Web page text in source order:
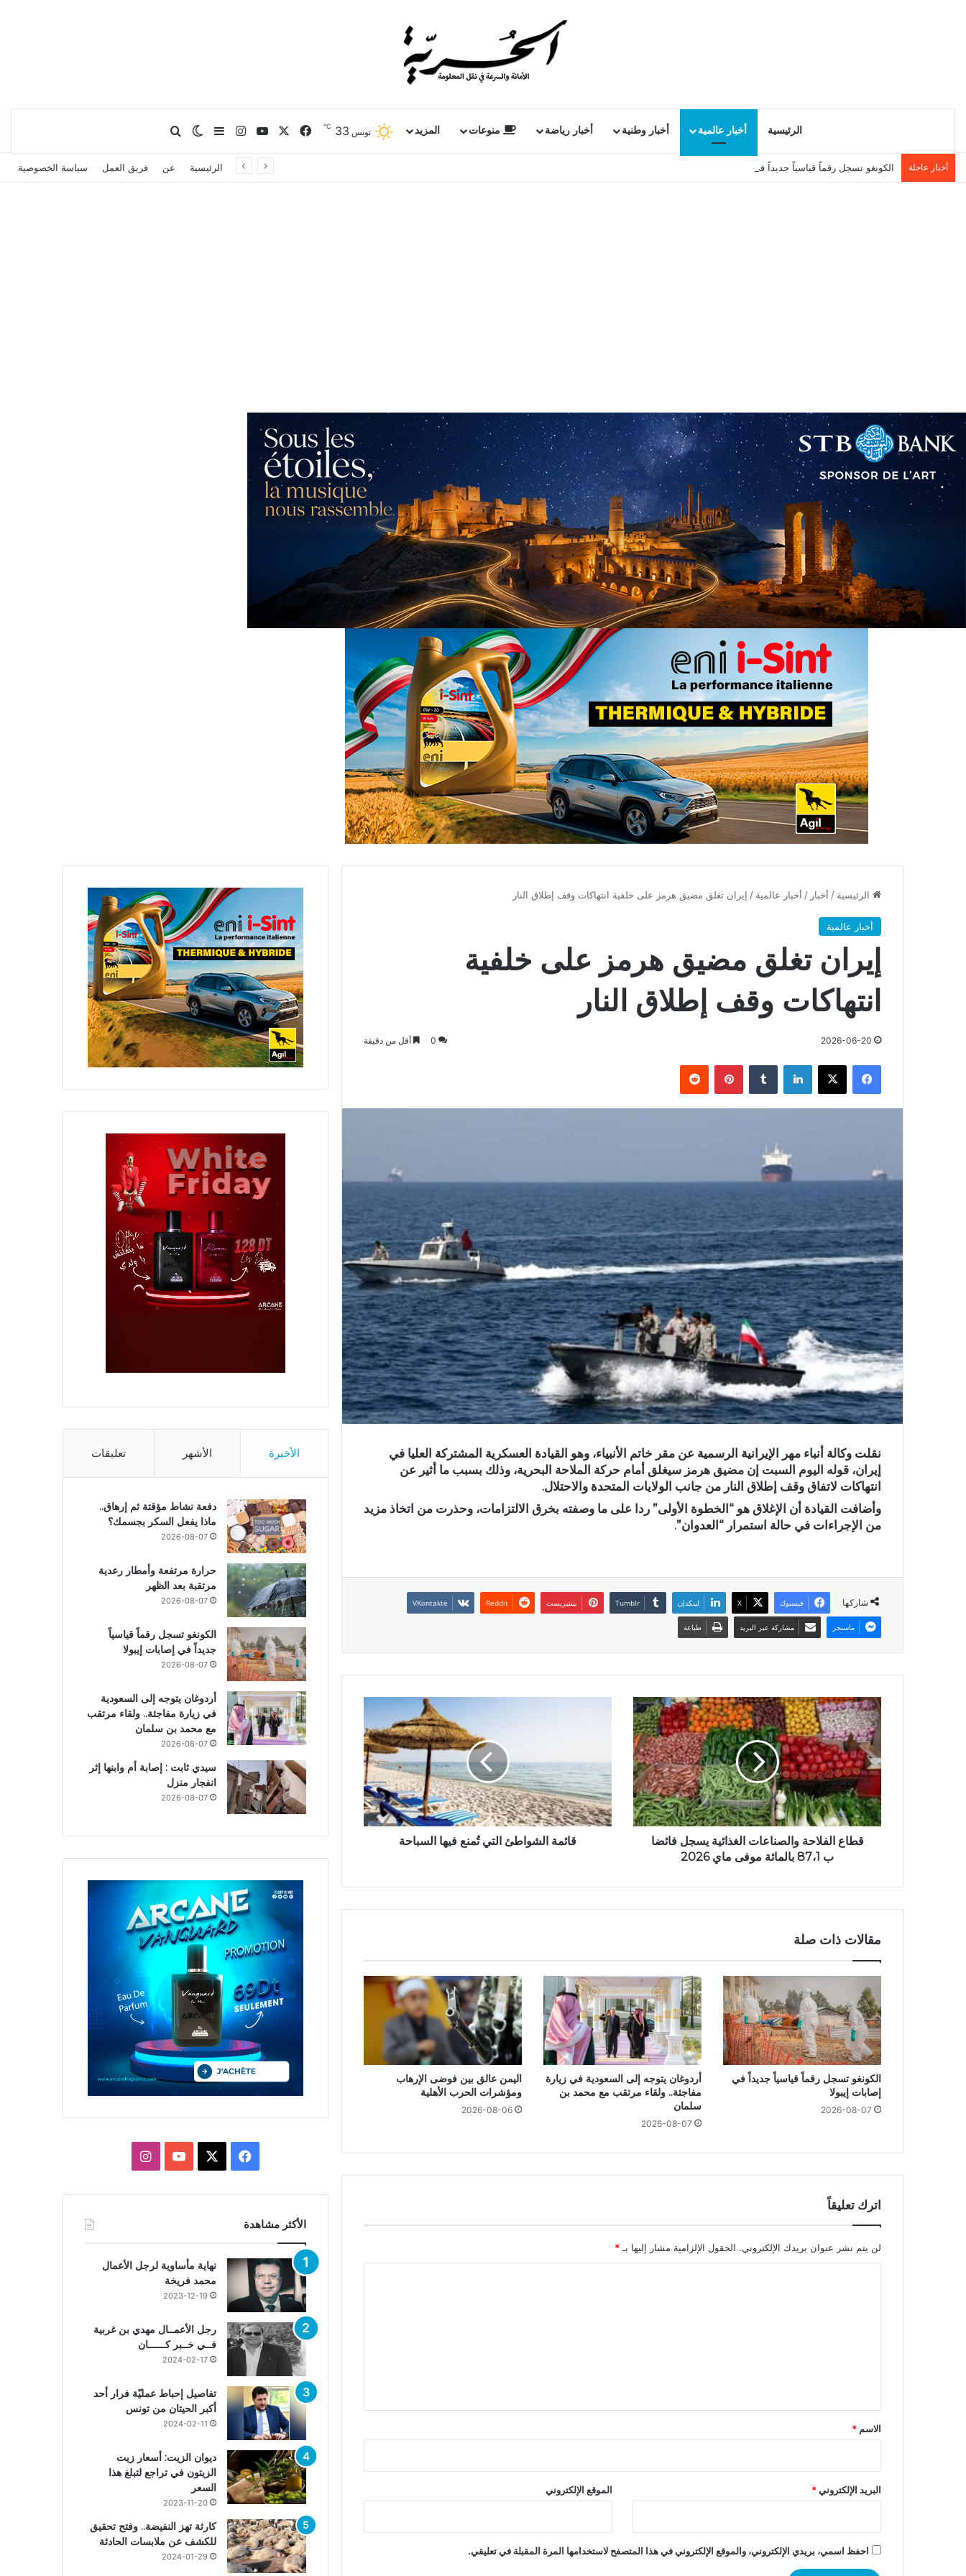
الرئيسية أخبار عالمية أخبار وطنية أخبار رياضة منوعات المزيد تونس 33
℃ فيسبوك يوتيوبانستقرامإضافة عمود جانبي
الوضع المظلم
بحث عن
أخبار عاجلة الكونغو تسجل رقماً قياسياً جديداً في إصابات إيبولا الرئيسية عن فريق العمل سياسة الخصوصية
الرئيسية / أخبار / أخبار عالمية / إيران تغلق مضيق هرمز على خلفية انتهاكات وقف إطلاق النار
أخبار عالمية
إيران تغلق مضيق هرمز على خلفية
انتهاكات وقف إطلاق النار
2026-06-20
0 أقل من دقيقة
فيسبوك X لينكدإن بينتيريست
نقلت ​وكالة ​أنباء مهر الإيرانية الرسمية ‌عن ‌مقر ‌خاتم الأنبياء، وهو القيادة ⁠العسكرية المشتركة العليا في
إيران، ​قوله اليوم السبت ⁠إن مضيق هرمز سيغلق ⁠أمام حركة الملاحة البحرية، وذلك بسبب ما أثير عن
انتهاكات لاتفاق ​وقف إطلاق النار من جانب ‌الولايات المتحدة والاحتلال.
وأضافت القيادة أن ⁠الإغلاق ‌هو “الخطوة الأولى” ردا على ما وصفته بخرق الالتزامات، وحذرت من اتخاذ مزيد
‌من الإجراءات ⁠في حالة استمرار “العدوان”.
شاركها فيسبوك X لينكدإن بينتيريست
ماسنجر مشاركة عبر البريد طباعة
قطاع الفلاحة والصناعات الغذائية يسجل فائضا
ب 87،1 بالمائة موفى ماي 2026
قائمة الشواطئ التي تُمنع فيها السباحة
مقالات ذات صلة
الكونغو تسجل رقماً قياسياً جديداً في
إصابات إيبولا
2026-08-07
أردوغان يتوجه إلى السعودية في زيارة
مفاجئة.. ولقاء مرتقب مع محمد بن
سلمان
2026-08-07
اليمن عالق بين فوضى الإرهاب
ومؤشرات الحرب الأهلية
2026-08-06
اترك تعليقاً
لن يتم نشر عنوان بريدك الإلكتروني. الحقول الإلزامية مشار إليها بـ*
*
الاسم *
البريد الإلكتروني* الموقع الإلكتروني
احفظ اسمي، بريدي الإلكتروني، والموقع الإلكتروني في هذا المتصفح لاستخدامها المرة المقبلة في تعليقي.
الأخيرة الأشهر تعليقات
دفعة نشاط مؤقتة ثم إرهاق..
ماذا يفعل السكر بجسمك؟
2026-08-07
حرارة مرتفعة وأمطار رعدية
مرتقبة بعد الظهر
2026-08-07
الكونغو تسجل رقماً قياسياً
جديداً في إصابات إيبولا
2026-08-07
أردوغان يتوجه إلى السعودية
في زيارة مفاجئة.. ولقاء مرتقب
مع محمد بن سلمان
2026-08-07
سيدي ثابت : إصابة أم وابنها إثر
انفجار منزل
2026-08-07
فيسبوك يوتيوبانستقرام
الأكثر مشاهدة
نهاية مأساوية لرجل الأعمال
محمد فريخة
2023-12-19
رجل الأعمــال مهدي بن غربية
فــي خــبر كــــــان
2024-02-17
تفاصيل إحباط عمليّة فرار أحد
أكبر الحيتان من تونس
2024-02-11
ديوان الزيت: أسعار زيت
الزيتون في تراجع لتبلغ هذا
السعر
2023-11-20
كارثة تهز النفيضة.. وفتح تحقيق
للكشف عن ملابسات الحادثة
2024-01-29